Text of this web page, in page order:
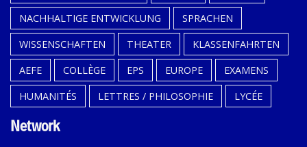
NACHHALTIGE ENTWICKLUNG
SPRACHEN
WISSENSCHAFTEN
THEATER
KLASSENFAHRTEN
AEFE
COLLÈGE EPS EUROPE
EXAMENS
HUMANITÉS
LETTRES / PHILOSOPHIE LYCÉE
Network